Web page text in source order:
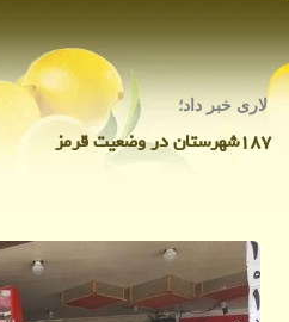
لاری خبر داد؛
۱۸۷شهرستان در وضعیت قرمز